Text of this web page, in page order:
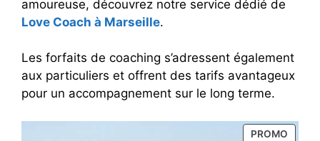
amoureuse, découvrez notre service dédié de
Love Coach à Marseille.
Les forfaits de coaching s’adressent également
aux particuliers et offrent des tarifs avantageux
pour un accompagnement sur le long terme.
PROMO